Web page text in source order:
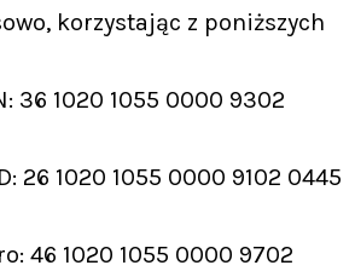
korzystając z poniższych
36 1020 1055 0000 9302
26 1020 1055 0000 9102 0445
46 1020 1055 0000 9702